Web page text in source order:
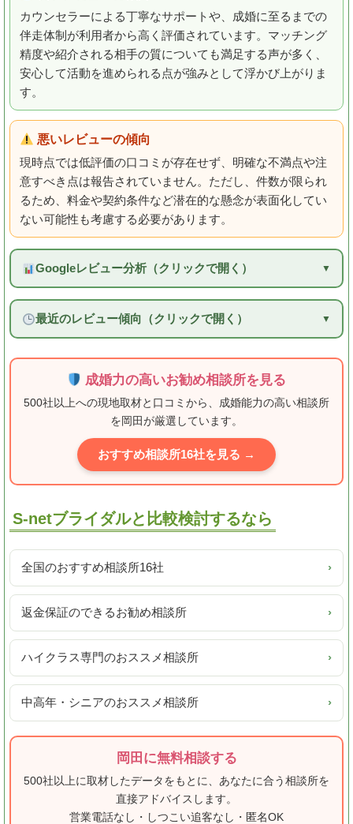
カウンセラーによる丁寧なサポートや、成婚に至るまでの
伴走体制が利用者から高く評価されています。マッチング
精度や紹介される相手の質についても満足する声が多く、
安心して活動を進められる点が強みとして浮かび上がりま
す。
悪いレビューの傾向
現時点では低評価の口コミが存在せず、明確な不満点や注
意すべき点は報告されていません。ただし、件数が限られ
るため、料金や契約条件など潜在的な懸念が表面化してい
ない可能性も考慮する必要があります。
Googleレビュー分析（クリックで開く）
最近のレビュー傾向（クリックで開く）
成婚力の高いお勧め相談所を見る
500社以上への現地取材と口コミから、成婚能力の高い相談所
を岡田が厳選しています。
おすすめ相談所16社を見る →
S-netブライダルと比較検討するなら
全国のおすすめ相談所16社 ›
返金保証のできるお勧め相談所 ›
ハイクラス専門のおススメ相談所 ›
中高年・シニアのおススメ相談所 ›
岡田に無料相談する
500社以上に取材したデータをもとに、あなたに合う相談所を
直接アドバイスします。
営業電話なし・しつこい追客なし・匿名OK